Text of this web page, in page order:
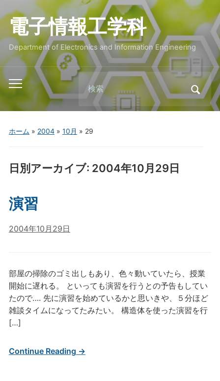
電子情報工学科
Department of Electronics and Information Engineering
Toggle
mobile
menu
Search
for:
ホーム » 2004» 10月 » 29
日別アーカイブ: 2004年10月29日
演習
2004年10月29日
部屋の掃除のゴミ出しもあり、色々動いていたら、授業
開始に遅れる。 といっても演習を行うとの予告もしてい
たので…. 先に演習を始めているかと思いきや、５分ほど
雑談タイムになってたみたい。 構造体を使った演習を行
[…]
Continue Reading →